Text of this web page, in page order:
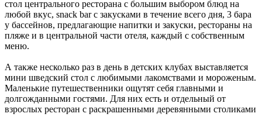
стол центрального ресторана с большим выбором блюд на
любой вкус, snack bar с закусками в течение всего дня, 3 бара
у бассейнов, предлагающие напитки и закуски, рестораны на
пляже и в центральной части отеля, каждый с собственным
меню.
А также несколько раз в день в детских клубах выставляется
мини шведский стол с любимыми лакомствами и мороженым.
Маленькие путешественники ощутят себя главными и
долгожданными гостями. Для них есть и отдельный от
взрослых ресторан с раскрашенными деревянными столиками